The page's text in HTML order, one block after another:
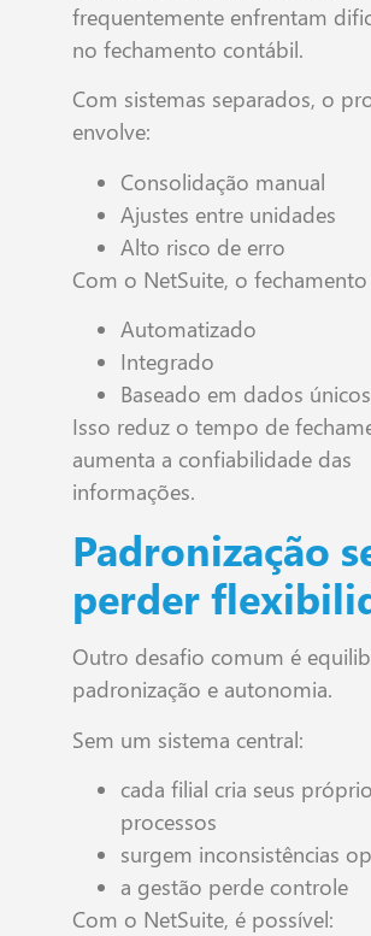
frequentemente enfrentam
no fechamento contábil.
Com sistemas separados, o
envolve:
Consolidação manual
Ajustes entre unidades
Alto risco de erro
Com o NetSuite, o fechamento
Automatizado
Integrado
Baseado em dados únicos
Isso reduz o tempo de
aumenta a confiabilidade das
informações.
Padronização
perder
Outro desafio comum é
padronização e autonomia.
Sem um sistema central:
cada filial cria seus
processos
surgem inconsistências
a gestão perde controle
Com o NetSuite, é possível: